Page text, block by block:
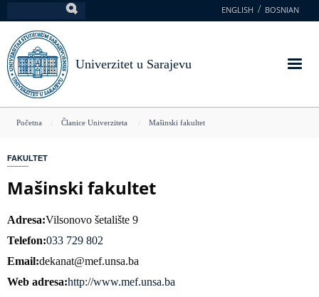
na
glavni
sadržaj
ENGLISH BOSNIAN
Univerzitet u Sarajevu
You
here
Početna Članice Univerziteta Mašinski fakultet
FAKULTET
Mašinski fakultet
Adresa Vilsonovo šetalište 9
Telefon 033 729 802
Email dekanat@mef.unsa.ba
Web adresa http://www.mef.unsa.ba